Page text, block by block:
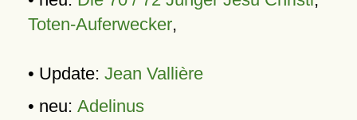
Toten-Auferwecker,
• Update: Jean Vallière
• neu: Adelinus